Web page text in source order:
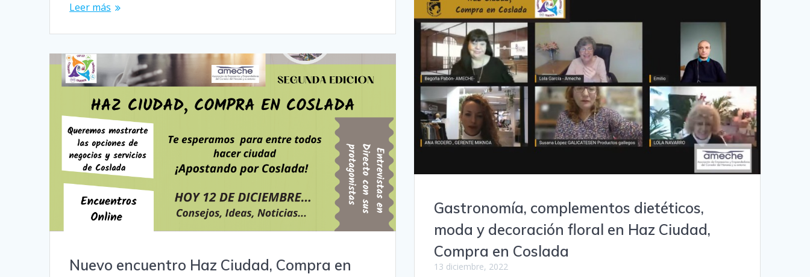
Leer más
Gastronomía, complementos dietéticos,
moda y decoración floral en Haz Ciudad,
Compra en Coslada
13 diciembre, 2022
Nuevo encuentro Haz Ciudad, Compra en